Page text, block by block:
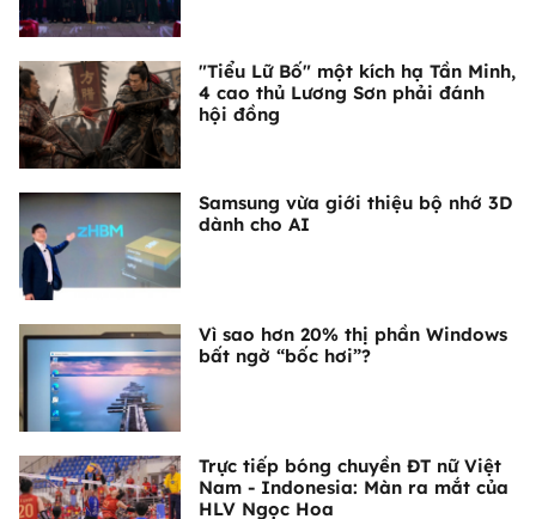
"Tiểu Lữ Bố" một kích hạ Tần Minh,
4 cao thủ Lương Sơn phải đánh
hội đồng
Samsung vừa giới thiệu bộ nhớ 3D
dành cho AI
Vì sao hơn 20% thị phần Windows
bất ngờ “bốc hơi”?
Trực tiếp bóng chuyền ĐT nữ Việt
Nam - Indonesia: Màn ra mắt của
HLV Ngọc Hoa